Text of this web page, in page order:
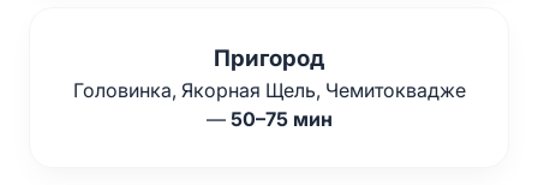
Пригород
Головинка, Якорная Щель, Чемитоквадже
— 50–75 мин